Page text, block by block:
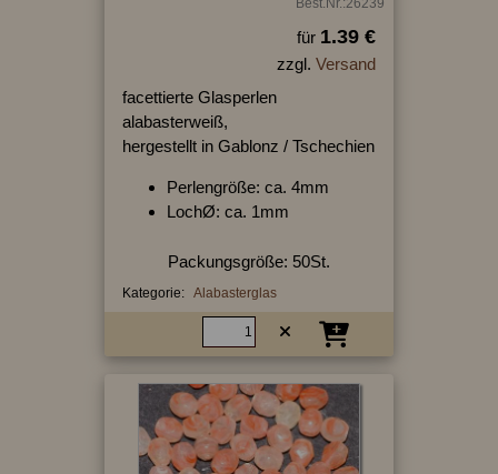
für 1.39 €
zzgl. Versand
facettierte Glasperlen
alabasterweiß,
hergestellt in Gablonz / Tschechien
Perlengröße: ca. 4mm
LochØ: ca. 1mm
Packungsgröße: 50St.
Kategorie: Alabasterglas